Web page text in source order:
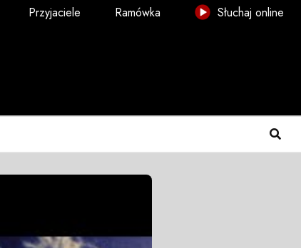
Przyjaciele Ramówka Słuchaj online